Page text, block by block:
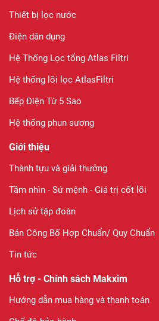
Thiết bị lọc nước
Điện dân dụng
Hệ Thống Lọc tổng Atlas Filtri
Hệ thống lõi lọc AtlasFiltri
Bếp Điện Từ 5 Sao
Hệ thống phun sương
Giới thiệu
Thành tựu và giải thưởng
Tầm nhìn - Sứ mệnh - Giá trị cốt lõi
Lịch sử tập đoàn
Bản Công Bố Hợp Chuẩn/ Quy Chuẩn
Tin tức
Hỗ trợ - Chính sách Makxim
Hướng dẫn mua hàng và thanh toán